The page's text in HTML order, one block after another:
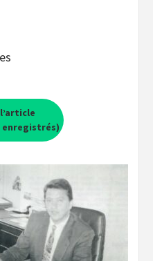
enregistrés)